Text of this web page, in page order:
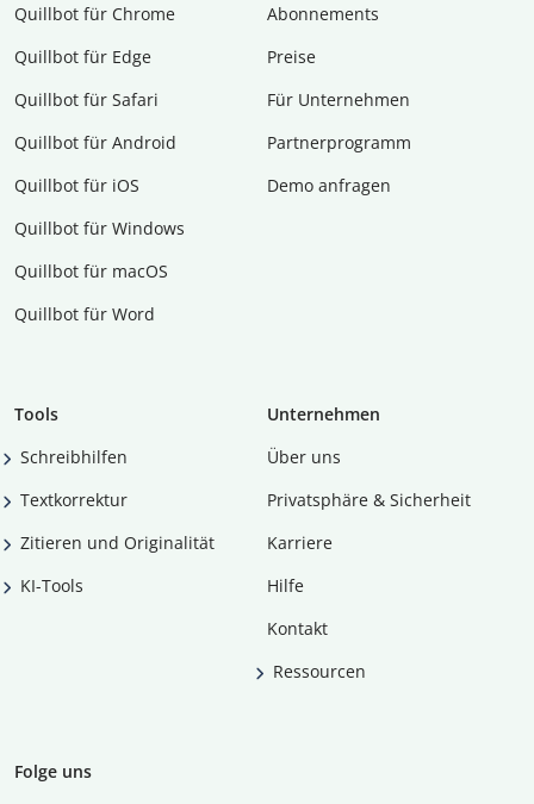
Quillbot für Chrome
Quillbot für Edge
Quillbot für Safari
Quillbot für Android
Quillbot für iOS
Quillbot für Windows
Quillbot für macOS
Quillbot für Word
Abon­ne­ments
Preise
Für Unternehmen
Partnerprogramm
Demo anfragen
Tools
Schreibhilfen
Textkorrektur
Zitieren und Originalität
KI-Tools
Unternehmen
Über uns
Privatsphäre & Sicherheit
Karriere
Hilfe
Kontakt
Ressourcen
Folge uns